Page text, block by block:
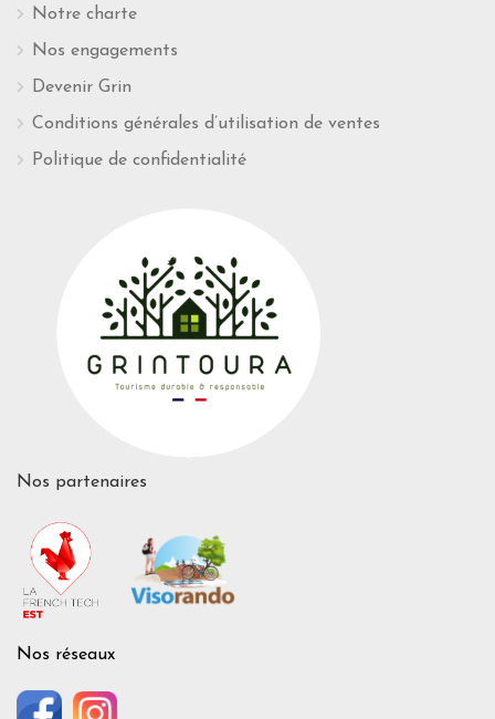
Notre charte
Nos engagements
Devenir Grin
Conditions générales d’utilisation de ventes
Politique de confidentialité
Nos partenaires
Nos réseaux